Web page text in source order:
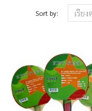
Sort by: